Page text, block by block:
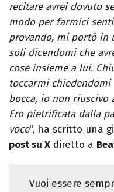
recitare avrei dovuto
modo per farmici
provando, mi portò in
soli dicendomi che
cose insieme a lui.
toccarmi
bocca, io non riuscivo
Ero pietrificata dalla
voce", ha scritto una
post su X diretto a
Vuoi essere